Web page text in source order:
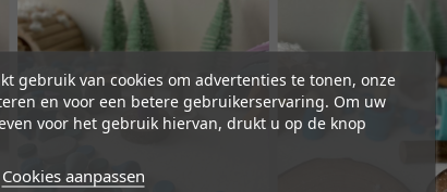
gebruik van cookies om advertenties te tonen, onze
en voor een betere gebruikerservaring. Om uw
voor het gebruik hiervan, drukt u op de knop
Cookies aanpassen